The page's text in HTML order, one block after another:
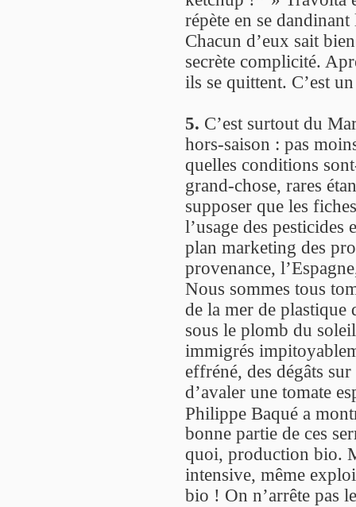
répète en se
Chacun d’eux sait
secrète complicité.
ils se quittent. C’est
5. C’est surtout du
hors-saison : pas
quelles conditions
grand-chose, rares
supposer que les
l’usage des
plan marketing des
provenance,
Nous sommes tous
de la mer de plastique
sous le plomb du
immigrés
effréné, des dégâts
d’avaler une tomate
Philippe Baqué a
bonne partie de ces
quoi, production bio.
intensive, même
bio ! On n’arrête pas